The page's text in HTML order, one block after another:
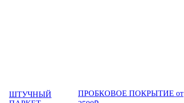
ШТУЧНЫЙ
ПРОБКОВОЕ ПОКРЫТИЕ от